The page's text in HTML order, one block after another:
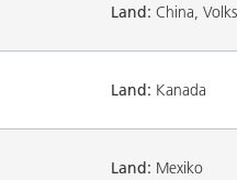
Land: China,
Land: Kanada
Land: Mexiko